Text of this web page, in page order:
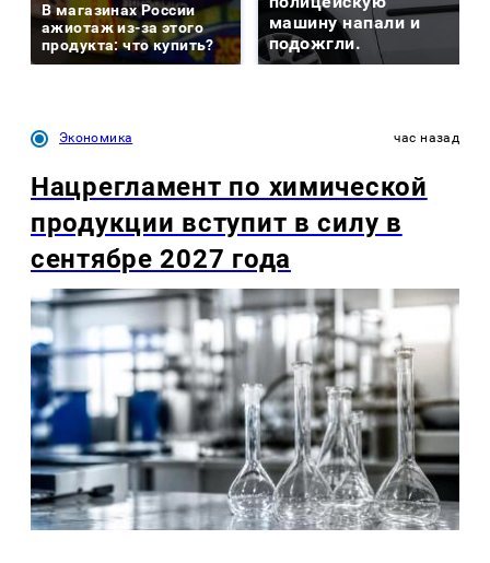
В магазинах России
ажиотаж из-за этого
продукта: что купить?
машину напали и
подожгли.
Экономика час назад
Нацрегламент по химической
продукции вступит в силу в
сентябре 2027 года